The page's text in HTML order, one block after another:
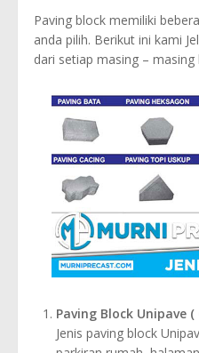
Paving block memiliki
anda pilih. Berikut ini kami
dari setiap masing –
Paving Block Unipave (
Jenis paving block